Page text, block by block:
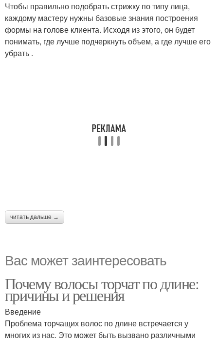
Чтобы правильно подобрать стрижку по типу лица,
каждому мастеру нужны базовые знания построения
формы на голове клиента. Исходя из этого, он будет
понимать, где лучше подчеркнуть объем, а где лучше его
убрать .
читать дальше →
Вас может заинтересовать
Почему волосы торчат по длине:
причины и решения
Введение
Проблема торчащих волос по длине встречается у
многих из нас. Это может быть вызвано различными